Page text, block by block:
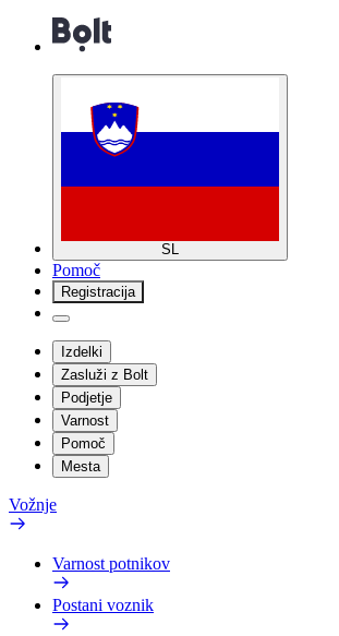
SL
Pomoč
Registracija
Izdelki
Zasluži z Bolt
Podjetje
Varnost
Pomoč
Mesta
Vožnje
Varnost potnikov
Postani voznik